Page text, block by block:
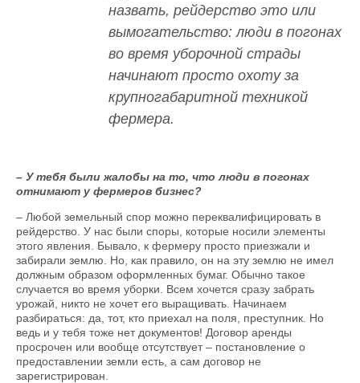
назвать, рейдерство это или
вымогательство: люди в погонах
во время уборочной страды
начинают просто охоту за
крупногабаритной техникой
фермера.
– У тебя были жалобы на то, что люди в погонах
отнимают у фермеров бизнес?
– Любой земельный спор можно переквалифицировать в
рейдерство. У нас были споры, которые носили элементы
этого явления. Бывало, к фермеру просто приезжали и
забирали землю. Но, как правило, он на эту землю не имел
должным образом оформленных бумаг. Обычно такое
случается во время уборки. Всем хочется сразу забрать
урожай, никто не хочет его выращивать. Начинаем
разбираться: да, тот, кто приехал на поля, преступник. Но
ведь и у тебя тоже нет документов! Договор аренды
просрочен или вообще отсутствует – постановление о
предоставлении земли есть, а сам договор не
зарегистрирован.